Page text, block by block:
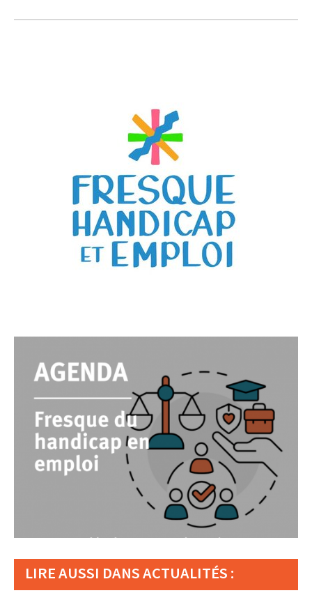
LIRE AUSSI DANS ACTUALITÉS :